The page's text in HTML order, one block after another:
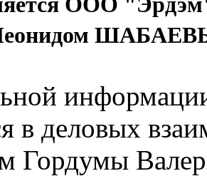
в деловых
Гордумы